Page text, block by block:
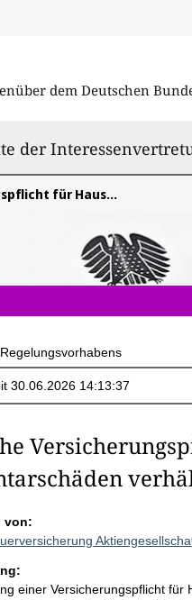
dem Deutschen
der
verhältnismäßig ausgestalten
von:
einer Versicherungspflicht